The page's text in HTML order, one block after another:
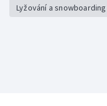
Lyžování a snowboarding